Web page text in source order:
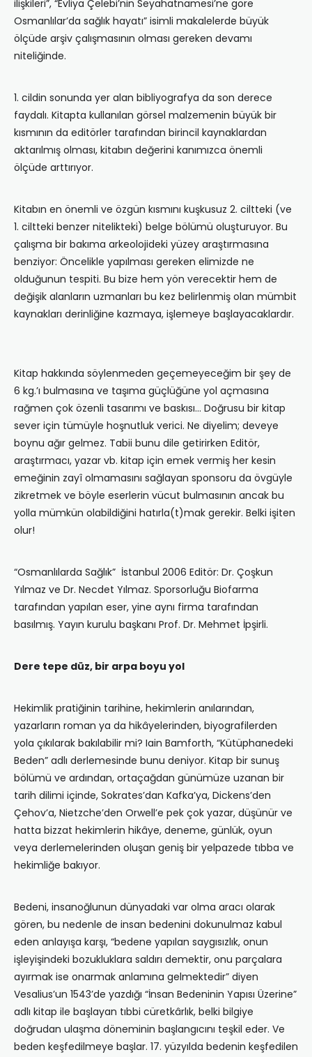
ilişkileri”, “Evliya Çelebi’nin Seyahatnamesi’ne göre
Osmanlılar’da sağlık hayatı” isimli makalelerde büyük
ölçüde arşiv çalışmasının olması gereken devamı
niteliğinde.
1. cildin sonunda yer alan bibliyografya da son derece
faydalı. Kitapta kullanılan görsel malzemenin büyük bir
kısmının da editörler tarafından birincil kaynaklardan
aktarılmış olması, kitabın değerini kanımızca önemli
ölçüde arttırıyor.
Kitabın en önemli ve özgün kısmını kuşkusuz 2. ciltteki (ve
1. ciltteki benzer nitelikteki) belge bölümü oluşturuyor. Bu
çalışma bir bakıma arkeolojideki yüzey araştırmasına
benziyor: Öncelikle yapılması gereken elimizde ne
olduğunun tespiti. Bu bize hem yön verecektir hem de
değişik alanların uzmanları bu kez belirlenmiş olan mümbit
kaynakları derinliğine kazmaya, işlemeye başlayacaklardır.
Kitap hakkında söylenmeden geçemeyeceğim bir şey de
6 kg.’ı bulmasına ve taşıma güçlüğüne yol açmasına
rağmen çok özenli tasarımı ve baskısı… Doğrusu bir kitap
sever için tümüyle hoşnutluk verici. Ne diyelim; deveye
boynu ağır gelmez. Tabii bunu dile getirirken Editör,
araştırmacı, yazar vb. kitap için emek vermiş her kesin
emeğinin zayî olmamasını sağlayan sponsoru da övgüyle
zikretmek ve böyle eserlerin vücut bulmasının ancak bu
yolla mümkün olabildiğini hatırla(t)mak gerekir. Belki işiten
olur!
“Osmanlılarda Sağlık” İstanbul 2006 Editör: Dr. Çoşkun
Yılmaz ve Dr. Necdet Yılmaz. Sporsorluğu Biofarma
tarafından yapılan eser, yine aynı firma tarafından
basılmış. Yayın kurulu başkanı Prof. Dr. Mehmet İpşirli.
Dere tepe düz, bir arpa boyu yol
Hekimlik pratiğinin tarihine, hekimlerin anılarından,
yazarların roman ya da hikâyelerinden, biyografilerden
yola çıkılarak bakılabilir mi? Iain Bamforth, “Kütüphanedeki
Beden” adlı derlemesinde bunu deniyor. Kitap bir sunuş
bölümü ve ardından, ortaçağdan günümüze uzanan bir
tarih dilimi içinde, Sokrates’dan Kafka’ya, Dickens’den
Çehov’a, Nietzche’den Orwell’e pek çok yazar, düşünür ve
hatta bizzat hekimlerin hikâye, deneme, günlük, oyun
veya derlemelerinden oluşan geniş bir yelpazede tıbba ve
hekimliğe bakıyor.
Bedeni, insanoğlunun dünyadaki var olma aracı olarak
gören, bu nedenle de insan bedenini dokunulmaz kabul
eden anlayışa karşı, “bedene yapılan saygısızlık, onun
işleyişindeki bozukluklara saldırı demektir, onu parçalara
ayırmak ise onarmak anlamına gelmektedir” diyen
Vesalius’un 1543’de yazdığı “İnsan Bedeninin Yapısı Üzerine”
adlı kitap ile başlayan tıbbi cüretkârlık, belki bilgiye
doğrudan ulaşma döneminin başlangıcını teşkil eder. Ve
beden keşfedilmeye başlar. 17. yüzyılda bedenin keşfedilen